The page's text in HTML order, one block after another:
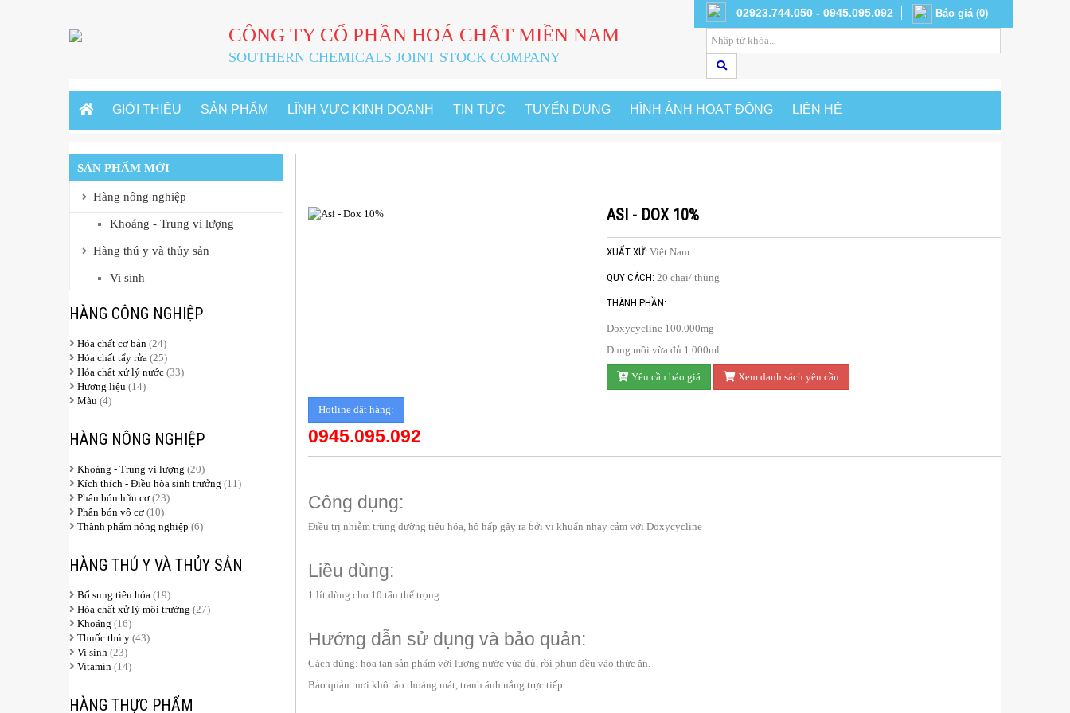
02923.744.050 - 0945.095.092 Báo giá (0)
CÔNG TY CỔ PHẦN HOÁ CHẤT MIỀN NAM
SOUTHERN CHEMICALS JOINT STOCK COMPANY
GIỚI THIỆU SẢN PHẨM LĨNH VỰC KINH DOANH TIN TỨC TUYỂN DỤNG HÌNH ẢNH HOẠT ĐỘNG LIÊN HỆ
SẢN PHẨM MỚI
Hàng nông nghiệp
Khoáng - Trung vi lượng
Hàng thú y và thủy sản
Vi sinh
HÀNG CÔNG NGHIỆP
Hóa chất cơ bản (24)
Hóa chất tẩy rửa (25)
Hóa chất xử lý nước (33)
Hương liệu (14)
Màu (4)
HÀNG NÔNG NGHIỆP
Khoáng - Trung vi lượng (20)
Kích thích - Điều hòa sinh trưởng (11)
Phân bón hữu cơ (23)
Phân bón vô cơ (10)
Thành phẩm nông nghiệp (6)
HÀNG THÚ Y VÀ THỦY SẢN
Bổ sung tiêu hóa (19)
Hóa chất xử lý môi trường (27)
Khoáng (16)
Thuốc thú y (43)
Vi sinh (23)
Vitamin (14)
HÀNG THỰC PHẨM
ASI - DOX 10%
XUẤT XỨ: Việt Nam
QUY CÁCH: 20 chai/ thùng
THÀNH PHẦN:
Doxycycline 100.000mg
Dung môi vừa đủ 1.000ml
Yêu cầu báo giá Xem danh sách yêu cầu
Hotline đặt hàng:
0945.095.092
Công dụng:
Điều trị nhiễm trùng đường tiêu hóa, hô hấp gây ra bởi vi khuẩn nhạy cảm với Doxycycline
Liều dùng:
1 lít dùng cho 10 tấn thể trọng.
Hướng dẫn sử dụng và bảo quản:
Cách dùng: hòa tan sản phẩm với lượng nước vừa đủ, rồi phun đều vào thức ăn.
Bảo quản: nơi khô ráo thoáng mát, tranh ánh nắng trực tiếp